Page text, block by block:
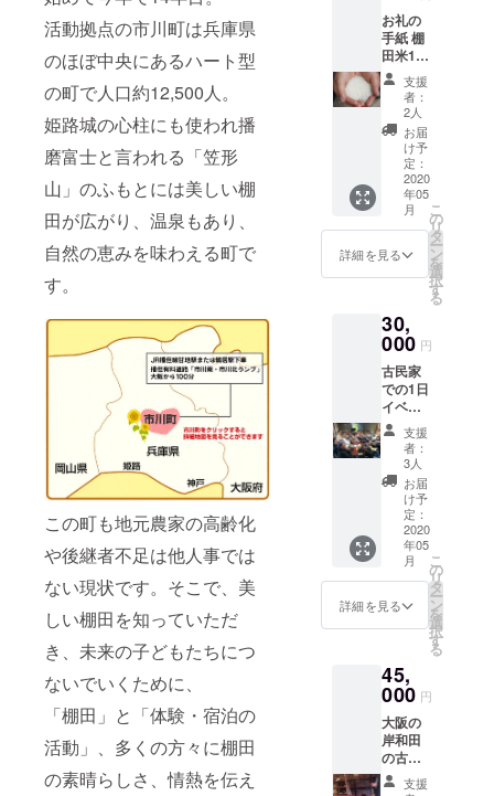
活動拠点の市川町は兵庫県
のほぼ中央にあるハート型
の町で人口約12,500人。
姫路城の心柱にも使われ播
磨富士と言われる「笠形
山」のふもとには美しい棚
田が広がり、温泉もあり、
自然の恵みを味わえる町で
す。
この町も地元農家の高齢化
や後継者不足は他人事では
ない現状です。そこで、美
しい棚田を知っていただ
き、未来の子どもたちにつ
ないでいくために、
「棚田」と「体験・宿泊の
活動」、多くの方々に棚田
の素晴らしさ、情熱を伝え
おいしい！
また食べた
い！
畑や田ん
ぼ、棚田に
いきたい！
う！喜んで
る。
つの作業を
丁寧にして
いる。
将来的に
は、地域の
棚田米や野
菜などを使
い、地域に
とけこんだ
カフェ、民
宿
棚田サミッ
トを兵庫県
界サミット
ん開催、
1000枚の棚
田を保全す
ることを目
食付）
農薬・
化学肥
料を
使って
いない
棚田米
500g付
き 温泉
入浴券
（有効
期限4
月、5月
中1枚）
カラン)
さん
（写真
の女
性）の
素敵な
歌声も
聴けま
す。
（旬の
野菜、
農薬化
学肥料
を使っ
ていな
農薬・
化学肥
料を
使って
いない
棚田米
500g付
き 温泉
入浴券1
枚（天
然かさ
がた温
泉せせ
らぎの
湯） ※
有効期
限4月、
5月末ま
めてに1
日泊ま
れる権
利（朝
食付
き）
お礼の
手紙 棚
田米10
㎏ しろ
めてに1
日泊ま
れる権
利 （夕
食、朝
食込
み）
支援
者：
2人
お届
け予
定：
2020
年05
月
詳細を見る
こ
の
リ
タ
ー
ン
を
選
択
す
る
30,
000 円
古民家
での1日
イベン
ト主催
券 古民
家を活
用して
イベン
トを 主
催する
ことが
できま
す。
バーベ
キュー
セット
ンプの
テント
も 貸出
できま
す。 日
程や詳
細、内
支援
者：
3人
お届
け予
定：
2020
年05
月
詳細を見る
こ
の
リ
タ
ー
ン
を
選
択
す
る
45,
000 円
大阪の
岸和田
の古民
家で活
支援